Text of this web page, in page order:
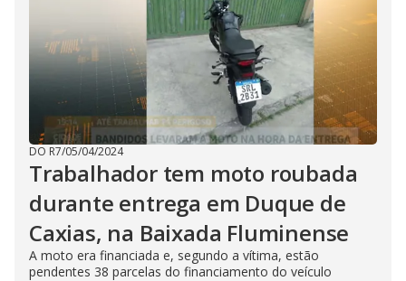
DO R7/05/04/2024
Trabalhador tem moto roubada
durante entrega em Duque de
Caxias, na Baixada Fluminense
A moto era financiada e, segundo a vítima, estão
pendentes 38 parcelas do financiamento do veículo